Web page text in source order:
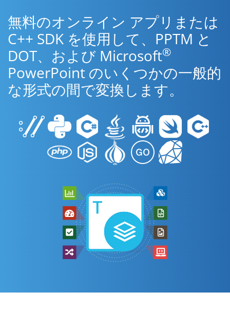
無料のオンライン アプリまたは
C++ SDK を使用して、PPTM と
DOT、および Microsoft®
PowerPoint のいくつかの一般的
な形式の間で変換します。